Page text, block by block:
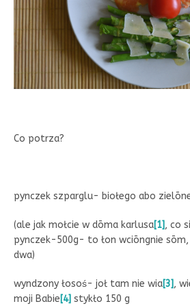
Co potrza?
pynczek szparglu- biołego abo
(ale jak mołcie w dōma karlusa[1], co
pynczek-500g- to łon wciōngnie
dwa)
wyndzony łosoś- joł tam nie wia[3],
moji Babie[4] stykło 150 g